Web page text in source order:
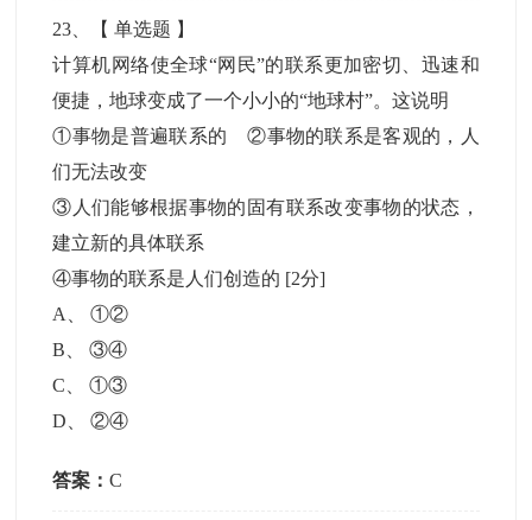
23 、【单选题 】
计算机网络使全球“网民”的联系更加密切、迅速和
便捷，地球变成了一个小小的“地球村”。这说明
①事物是普遍联系的 ②事物的联系是客观的，人
们无法改变
③人们能够根据事物的固有联系改变事物的状态，
建立新的具体联系
④事物的联系是人们创造的 [2分]
A
、①②
B 、③④
C 、①③
D 、②④
答案：C